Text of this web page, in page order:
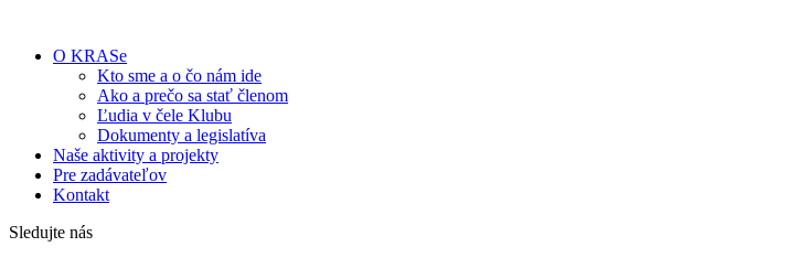
O KRASe
Kto sme a o čo nám ide
Ako a prečo sa stať členom
Ľudia v čele Klubu
Dokumenty a legislatíva
Naše aktivity a projekty
Pre zadávateľov
Kontakt
Sledujte nás